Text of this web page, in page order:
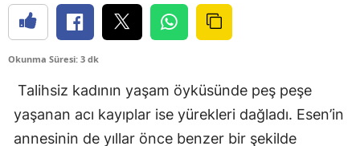
Okunma Süresi: 3 dk
Talihsiz kadının yaşam öyküsünde peş peşe
yaşanan acı kayıplar ise yürekleri dağladı. Esen’in
annesinin de yıllar önce benzer bir şekilde